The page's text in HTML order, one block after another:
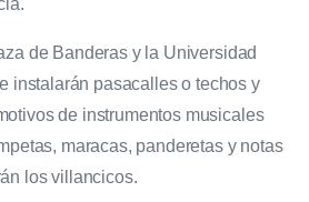
de Banderas y la Universidad
instalarán pasacalles o techos y
de instrumentos musicales
maracas, panderetas y notas
los villancicos.